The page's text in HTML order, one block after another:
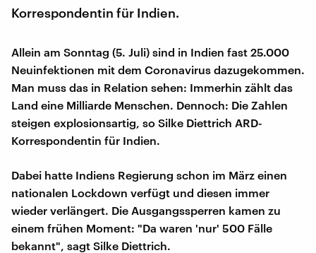
Korrespondentin für Indien.
Allein am Sonntag (5. Juli) sind in Indien fast 25.000
Neuinfektionen mit dem Coronavirus dazugekommen.
Man muss das in Relation sehen: Immerhin zählt das
Land eine Milliarde Menschen. Dennoch: Die Zahlen
steigen explosionsartig, so Silke Diettrich ARD-
Korrespondentin für Indien.
Dabei hatte Indiens Regierung schon im März einen
nationalen Lockdown verfügt und diesen immer
wieder verlängert. Die Ausgangssperren kamen zu
einem frühen Moment: "Da waren 'nur' 500 Fälle
bekannt", sagt Silke Diettrich.